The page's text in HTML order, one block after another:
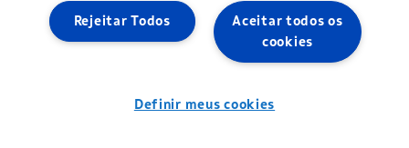
Aceitar todos os
cookies
Rejeitar Todos
Definir meus cookies